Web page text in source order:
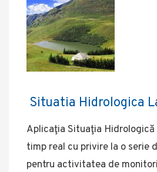
Situatia Hidrologica
Aplicaţia Situaţia
timp real cu privire la o serie
pentru activitatea de